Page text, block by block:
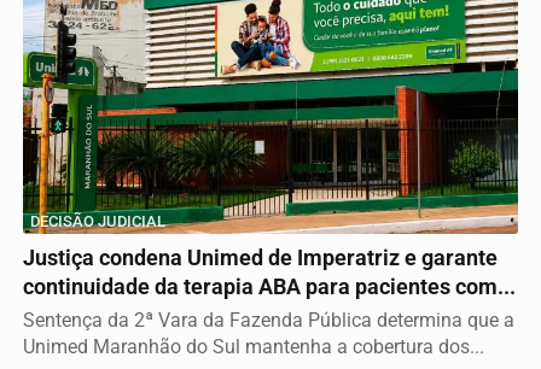
DECISÃO JUDICIAL
Justiça condena Unimed de Imperatriz e garante
continuidade da terapia ABA para pacientes com...
Sentença da 2ª Vara da Fazenda Pública determina que a
Unimed Maranhão do Sul mantenha a cobertura dos...